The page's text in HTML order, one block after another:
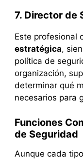
7. Director de
Este profesional
estratégica,
política de
organización,
determinar qué
necesarios para
Funciones
de Seguridad
Aunque cada